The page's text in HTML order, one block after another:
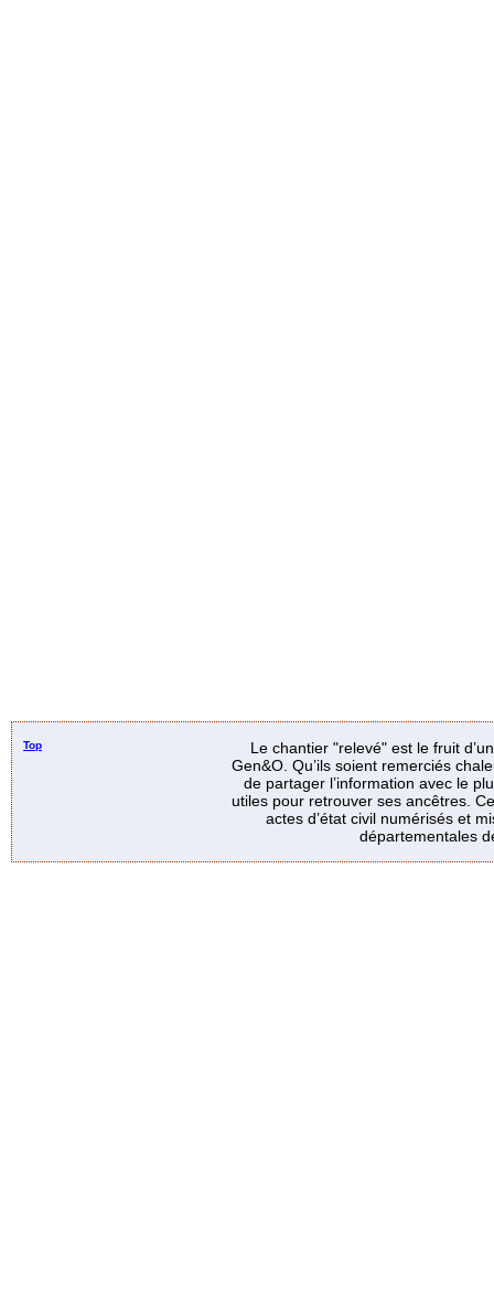
Top
Le chantier "relevé" est le fruit
Gen&O. Qu’ils soient remerciés
de partager l’information avec le
utiles pour retrouver ses ancêtres.
actes d’état civil numérisés et
départementales